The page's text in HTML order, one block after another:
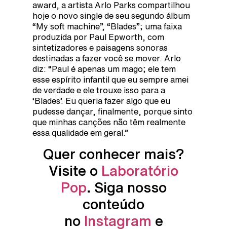
award, a artista Arlo Parks compartilhou
hoje o novo single de seu segundo álbum
“My soft machine”, “Blades”; uma faixa
produzida por Paul Epworth, com
sintetizadores e paisagens sonoras
destinadas a fazer você se mover. Arlo
diz: “Paul é apenas um mago; ele tem
esse espírito infantil que eu sempre amei
de verdade e ele trouxe isso para a
‘Blades’. Eu queria fazer algo que eu
pudesse dançar, finalmente, porque sinto
que minhas canções não têm realmente
essa qualidade em geral.”
Quer conhecer mais?
Visite o Laboratório
Pop. Siga nosso
conteúdo
no Instagram e